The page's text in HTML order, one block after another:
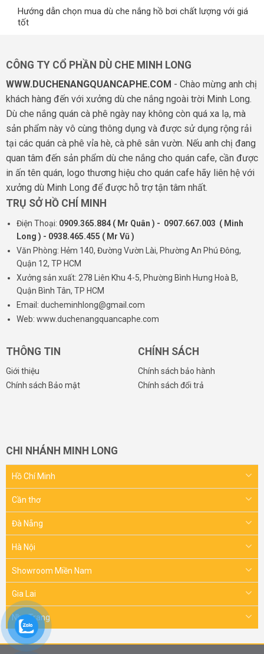
Hướng dẫn chọn mua dù che nắng hồ bơi chất lượng với giá
tốt
CÔNG TY CỔ PHẦN DÙ CHE MINH LONG
WWW.DUCHENANGQUANCAPHE.COM - Chào mừng anh chị
khách hàng đến với xưởng dù che nắng ngoài trời Minh Long.
Dù che nắng quán cà phê ngày nay không còn quá xa lạ, mà
sản phẩm này vô cùng thông dụng và được sử dụng rộng rải
tại các quán cà phê vỉa hè, cà phê sân vườn. Nếu anh chị đang
quan tâm đến sản phẩm dù che nắng cho quán cafe, cần được
in ấn tên quán, logo thương hiệu cho quán cafe hãy liên hệ với
xưởng dù Minh Long để được hỗ trợ tận tâm nhất.
TRỤ SỞ HỒ CHÍ MINH
Điện Thoại: 0909.365.884 ( Mr Quân ) - 0907.667.003 ( Minh
Long ) - 0938.465.455 ( Mr Vũ )
Văn Phòng: Hẻm 140, Đường Vườn Lài, Phường An Phú Đông,
Quận 12, TP HCM
Xưởng sản xuất: 278 Liên Khu 4-5, Phường Bình Hưng Hoà B,
Quận Bình Tân, TP HCM
Email: ducheminhlong@gmail.com
Web: www.duchenangquancaphe.com
THÔNG TIN
Giới thiệu
Chính sách Bảo mật
CHÍNH SÁCH
Chính sách bảo hành
Chính sách đổi trả
CHI NHÁNH MINH LONG
Hồ Chí Minh
Cần thơ
Đà Nẵng
Hà Nội
Showroom Miền Nam
Gia Lai
Nha Trang